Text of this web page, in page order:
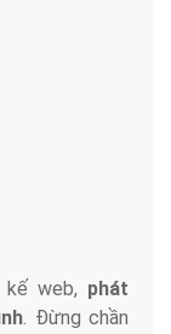
web, phát
. Đừng chần